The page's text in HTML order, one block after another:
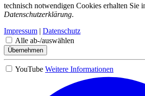
technisch notwendigen Cookies erhalten Sie
Datenschutzerklärung.
Impressum | Datenschutz
Alle ab-/auswählen
Übernehmen
YouTube Weitere Informationen